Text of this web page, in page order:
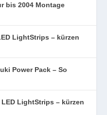
bis 2004 Montage
LightStrips – kürzen
Power Pack – So
LightStrips – kürzen